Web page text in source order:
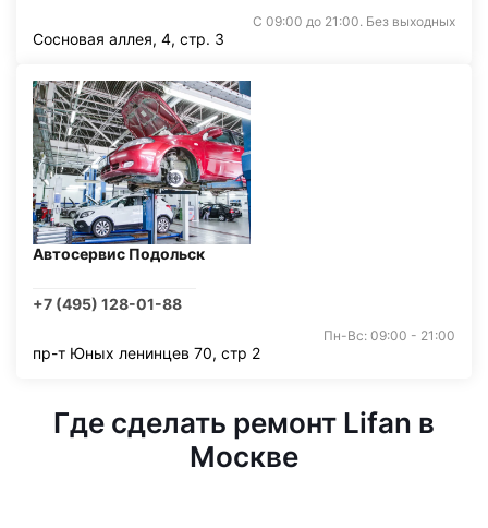
С 09:00 до 21:00. Без выходных
Сосновая аллея, 4, стр. 3
Автосервис Подольск
+7 (495) 128-01-88
Пн-Вс: 09:00 - 21:00
пр-т Юных ленинцев 70, стр 2
Где сделать ремонт Lifan в
Москве